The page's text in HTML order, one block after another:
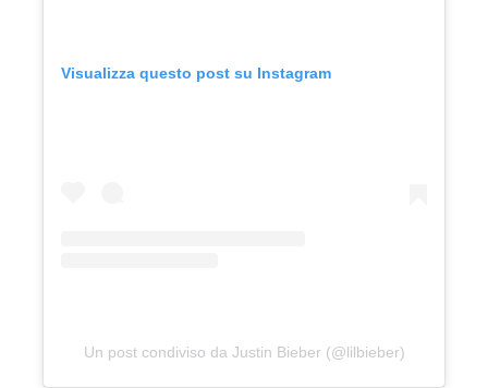
Visualizza questo post su Instagram
Un post condiviso da Justin Bieber (@lilbieber)